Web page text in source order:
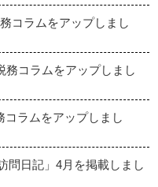
コラムをアップしまし
コラムをアップしまし
ラムをアップしまし
問日記」4月を掲載しまし